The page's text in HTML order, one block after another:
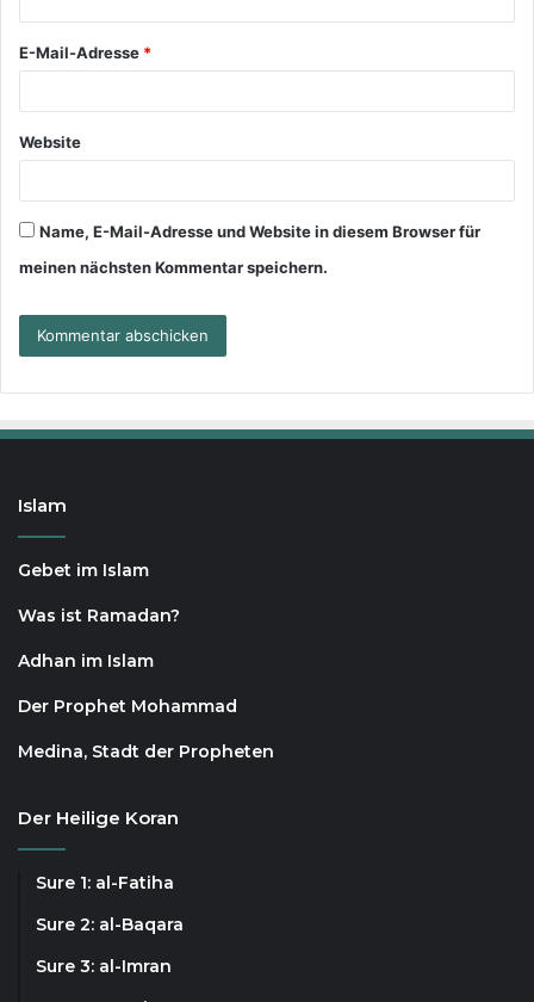
E-Mail-Adresse *
Website
Name, E-Mail-Adresse und Website in diesem Browser für
meinen nächsten Kommentar speichern.
Islam
Gebet im Islam
Was ist Ramadan?
Adhan im Islam
Der Prophet Mohammad
Medina, Stadt der Propheten
Der Heilige Koran
Sure 1: al-Fatiha
Sure 2: al-Baqara
Sure 3: al-Imran